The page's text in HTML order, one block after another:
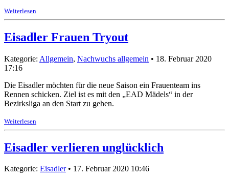
Weiterlesen
Eisadler Frauen Tryout
Kategorie: Allgemein, Nachwuchs allgemein • 18. Februar 2020
17:16
Die Eisadler möchten für die neue Saison ein Frauenteam ins
Rennen schicken. Ziel ist es mit den „EAD Mädels“ in der
Bezirksliga an den Start zu gehen.
Weiterlesen
Eisadler verlieren unglücklich
Kategorie: Eisadler• 17. Februar 2020 10:46